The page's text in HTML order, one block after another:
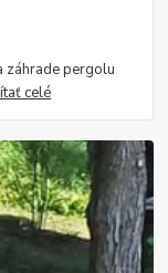
záhrade pergolu
celé